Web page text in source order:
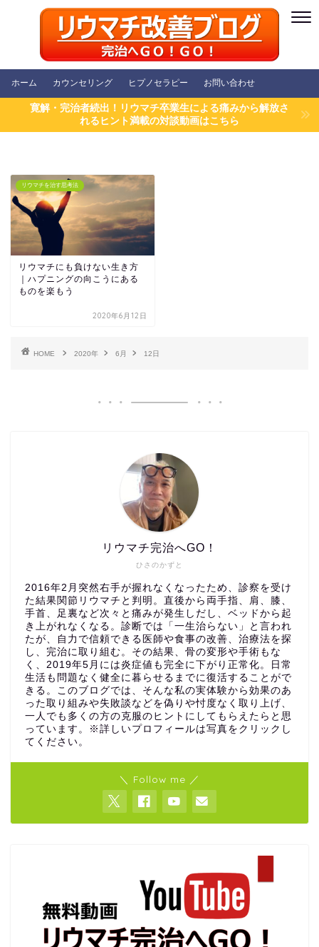
ホーム カウンセリング ヒプノセラピー お問い合わせ
寛解・完治者続出！リウマチ卒業生による痛みから解放さ
れるヒント満載の対談動画はこちら
リウマチを治す思考法
リウマチにも負けない生き方
｜ハプニングの向こうにある
ものを楽もう
2020年6月12日
HOME 2020年 6月 12日
ひさのかずと
リウマチ完治へGO！
2016年2月突然右手が握れなくなったため、診察を受け
た結果関節リウマチと判明。直後から両手指、肩、膝、
手首、足裏など次々と痛みが発生しだし、ベッドから起
き上がれなくなる。診断では「一生治らない」と言われ
たが、自力で信頼できる医師や食事の改善、治療法を探
し、完治に取り組む。その結果、骨の変形や手術もな
く、2019年5月には炎症値も完全に下がり正常化。日常
生活も問題なく健全に暮らせるまでに復活することがで
きる。このブログでは、そんな私の実体験から効果のあ
った取り組みや失敗談などを偽りや忖度なく取り上げ、
一人でも多くの方の克服のヒントにしてもらえたらと思
っています。※詳しいプロフィールは写真をクリックし
てください。
＼ Follow me ／